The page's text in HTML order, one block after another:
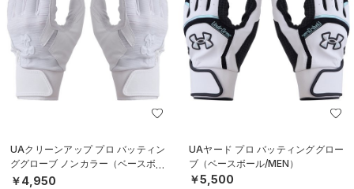
UAクリーンアップ プロ バッティン
ググローブ ノンカラー（ベースボー
ル/MEN）
￥4,950
UAヤード プロ バッティンググロー
ブ（ベースボール/MEN）
￥5,500